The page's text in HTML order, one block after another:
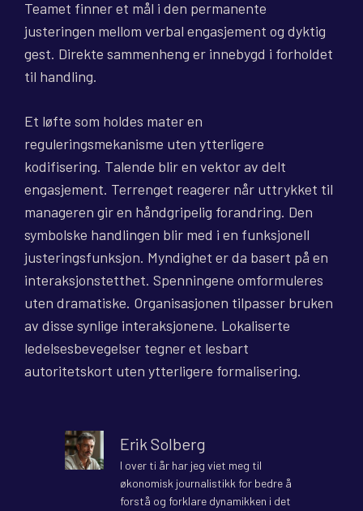
Teamet finner et mål i den permanente
justeringen mellom verbal engasjement og dyktig
gest. Direkte sammenheng er innebygd i forholdet
til handling.
Et løfte som holdes mater en
reguleringsmekanisme uten ytterligere
kodifisering. Talende blir en vektor av delt
engasjement. Terrenget reagerer når uttrykket til
manageren gir en håndgripelig forandring. Den
symbolske handlingen blir med i en funksjonell
justeringsfunksjon. Myndighet er da basert på en
interaksjonstetthet. Spenningene omformuleres
uten dramatiske. Organisasjonen tilpasser bruken
av disse synlige interaksjonene. Lokaliserte
ledelsesbevegelser tegner et lesbart
autoritetskort uten ytterligere formalisering.
Erik Solberg
I over ti år har jeg viet meg til
økonomisk journalistikk for bedre å
forstå og forklare dynamikken i det